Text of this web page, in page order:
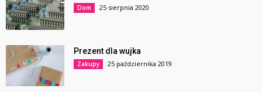
Dom 25 sierpnia 2020
Prezent dla wujka
Zakupy 25 października 2019